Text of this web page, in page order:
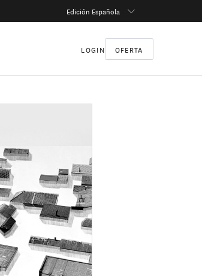
Edición Española
LOGIN OFERTA